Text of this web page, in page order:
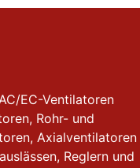
EC-Ventilatoren
Rohr- und
Axialventilatoren
Reglern und